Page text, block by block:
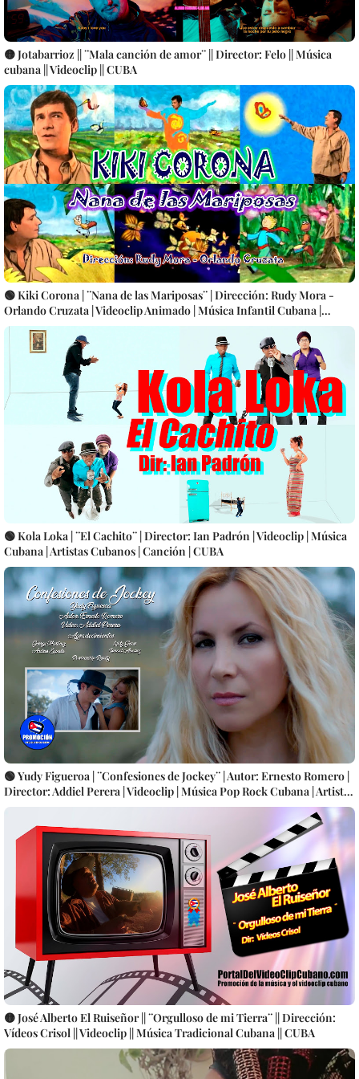
🟡 Jotabarrioz || ¨Mala canción de amor¨ || Director: Felo || Música
cubana || Videoclip || CUBA
🟢 Kiki Corona | ¨Nana de las Mariposas¨ | Dirección: Rudy Mora -
Orlando Cruzata | Videoclip Animado | Música Infantil Cubana |
Artistas Cubanos | Canción | CUBA
🟢 Kola Loka | ¨El Cachito¨ | Director: Ian Padrón | Videoclip | Música
Cubana | Artistas Cubanos | Canción | CUBA
🟢 Yudy Figueroa | ¨Confesiones de Jockey¨ | Autor: Ernesto Romero |
Director: Addiel Perera | Videoclip | Música Pop Rock Cubana | Artistas
Cubanos | Canción | CUBA
🟡 José Alberto El Ruiseñor || ¨Orgulloso de mi Tierra¨ || Dirección:
Vídeos Crisol || Videoclip || Música Tradicional Cubana || CUBA